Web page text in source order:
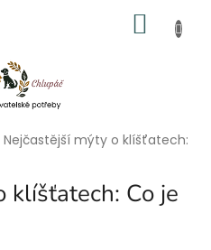
Nejčastější mýty o klíšťatech:
klíšťatech: Co je